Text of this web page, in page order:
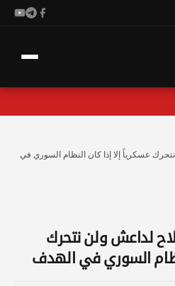
عسكرياً إلا إذا كان النظام السوري في
لداعش ولن نتحرك
السوري في الهدف